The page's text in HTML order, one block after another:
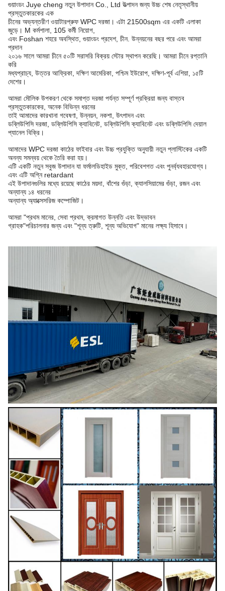
গুয়াংডং Juye cheng নতুন উপাদান Co., Ltd উত্পাদন জন্য উচ্চ শেষ নেতৃস্থানীয়
প্রস্তুতকারকের এক
চীনের অভ্যন্তরীণ ওয়াটারপ্রুফ WPC দরজা। এটা 21500sqm এর একটি এলাকা
জুড়ে। M কর্মশালা, 105 কর্মী নিয়োগ,
এবং Foshan শহরে অবস্থিত, গুয়াংডং প্রদেশ, চীন. উন্নয়নের বছর পরে এবং আমরা
প্রদান
২০১৬ সালে আমরা চীনে ৫০টি সরাসরি বিক্রয় স্টোর স্থাপন করেছি। আমরা চীনে রপ্তানি
করি
মধ্যপ্রাচ্য, উত্তর আফ্রিকা, দক্ষিণ আমেরিকা, পশ্চিম ইউরোপ, দক্ষিণ-পূর্ব এশিয়া, ১৫টি
দেশের।
আমরা মৌলিক উপকরণ থেকে সমাপ্ত দরজা পর্যন্ত সম্পূর্ণ প্রক্রিয়া জন্য বাস্তব
প্রস্তুতকারকের, অনেক বিভিন্ন ধরনের
তাই আমাদের কারখানা গবেষণা, উন্নয়ন, নকশা, উৎপাদন এবং
ডব্লিউপিসি দরজা, ডব্লিউপিসি ক্যাবিনেট, ডব্লিউপিসি ক্যাবিনেট এবং ডব্লিউপিসি দেয়াল
প্যানেল বিক্রি।
আমাদের WPC দরজা কাঠের ফাইবার এবং উচ্চ প্রযুক্তি অনুযায়ী নতুন প্লাস্টিকের একটি
অনন্য সমন্বয় থেকে তৈরি করা হয়।
এটি একটি নতুন সবুজ উপাদান যা ফর্মালডিহাইড মুক্ত, পরিবেশগত এবং পুনর্ব্যবহারযোগ্য।
এবং এটি অগ্নি retardant
এই উপাদানগুলির মধ্যে রয়েছে কাঠের ময়দা, বাঁশের গুঁড়া, ক্যালসিয়ামের গুঁড়া, রজন এবং
অন্যান্য ১৪ ধরনের
অন্যান্য অ্যাক্সেসরিজ কম্পোজিট।
আমরা "প্রথম মানের, সেবা প্রথম, ক্রমাগত উন্নতি এবং উদ্ভাবন
গ্রাহক"পরিচালনার জন্য এবং "শূন্য ত্রুটি, শূন্য অভিযোগ" মানের লক্ষ্য হিসাবে।